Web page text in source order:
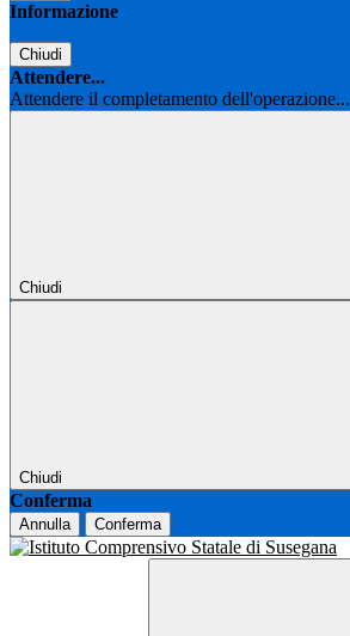
Informazione
Chiudi
Attendere...
Attendere il completamento dell'operazione...
Chiudi
Chiudi
Conferma
Annulla Conferma